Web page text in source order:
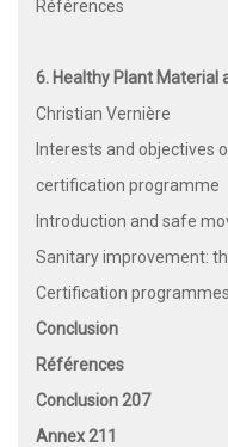
Références
6. Healthy Plant Material
Christian Vernière
Interests and objectives
certification programme
Introduction and safe
Sanitary improvement:
Certification programmes
Conclusion
Références
Conclusion 207
Annex 211